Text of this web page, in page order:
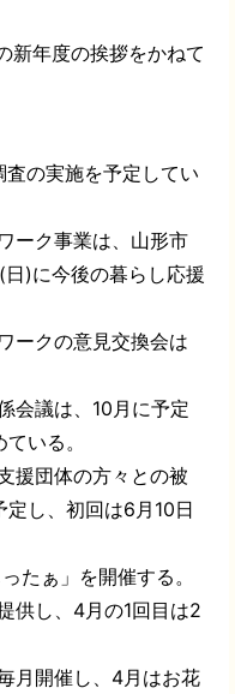
新年度の挨拶をかねて
の実施を予定してい
ーク事業は、山形市
(日)に今後の暮らし応援
ークの意見交換会は
会議は、 10月に予定
いる。
援団体の方々との被
定し、初回は6月 10日
たぁ」を開催する。
供し、 4月の1回目は2
月開催し、 4月はお花